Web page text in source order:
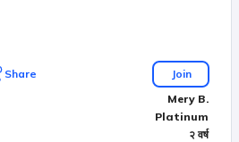
Share
Join
Mery B.
Platinum
२ वर्ष